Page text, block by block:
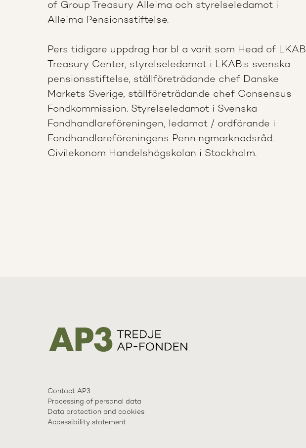
of Group Treasury Alleima och styrelseledamot i
Alleima Pensionsstiftelse.
Pers tidigare uppdrag har bl a varit som Head of LKAB
Treasury Center, styrelseledamot i LKAB:s svenska
pensionsstiftelse, ställföreträdande chef Danske
Markets Sverige, ställföreträdande chef Consensus
Fondkommission. Styrelseledamot i Svenska
Fondhandlareföreningen, ledamot / ordförande i
Fondhandlareföreningens Penningmarknadsråd.
Civilekonom Handelshögskolan i Stockholm.
Contact AP3
Processing of personal data
Data protection and cookies
Accessibility statement